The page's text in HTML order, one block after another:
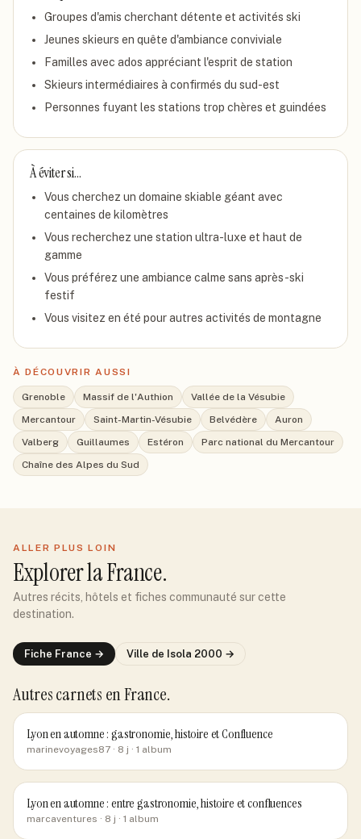
Groupes d'amis cherchant détente et activités ski
Jeunes skieurs en quête d'ambiance conviviale
Familles avec ados appréciant l'esprit de station
Skieurs intermédiaires à confirmés du sud-est
Personnes fuyant les stations trop chères et guindées
À éviter si…
Vous cherchez un domaine skiable géant avec
centaines de kilomètres
Vous recherchez une station ultra-luxe et haut de
gamme
Vous préférez une ambiance calme sans après-ski
festif
Vous visitez en été pour autres activités de montagne
À DÉCOUVRIR AUSSI
Grenoble Massif de l'Authion
Vallée de la Vésubie
Mercantour
Saint-Martin-Vésubie Belvédère
Auron
Valberg
Guillaumes Estéron
Parc national du Mercantour
Chaîne des Alpes du Sud
ALLER PLUS LOIN
Explorerla France.
Autres récits, hôtels et fiches communauté sur cette
destination.
Fiche France → Ville de Isola 2000 →
Autres carnets en France.
Lyon en automne : gastronomie, histoire et Confluence
marinevoyages87 · 8 j · 1 album
Lyon en automne : entre gastronomie, histoire et confluences
marcaventures · 8 j · 1 album